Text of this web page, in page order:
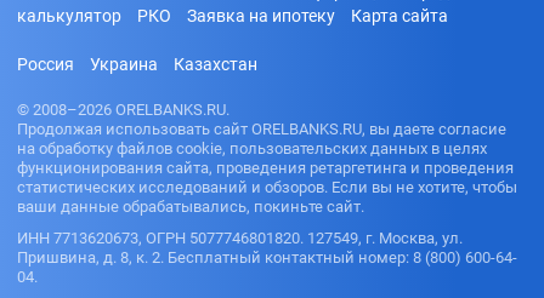
калькулятор
РКО Заявка на ипотеку Карта сайта
Россия Украина Казахстан
© 2008–2026 ORELBANKS.RU.
Продолжая использовать сайт ORELBANKS.RU, вы даете согласие
на обработку файлов cookie, пользовательских данных в целях
функционирования сайта, проведения ретаргетинга и проведения
статистических исследований и обзоров. Если вы не хотите, чтобы
ваши данные обрабатывались, покиньте сайт.
ИНН 7713620673, ОГРН 5077746801820. 127549, г. Москва, ул.
Пришвина, д. 8, к. 2. Бесплатный контактный номер: 8 (800) 600-64-
04.